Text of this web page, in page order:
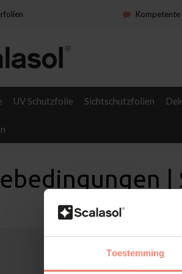
Toestemming
Kompetente
UV Schutzfolie Sichtschutzfolien
|